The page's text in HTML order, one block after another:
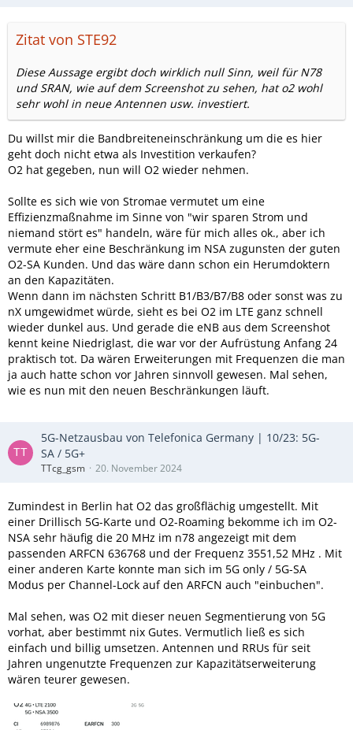
Zitat von STE92
Diese Aussage ergibt doch wirklich null Sinn, weil für N78
und SRAN, wie auf dem Screenshot zu sehen, hat o2 wohl
sehr wohl in neue Antennen usw. investiert.
Du willst mir die Bandbreiteneinschränkung um die es hier
geht doch nicht etwa als Investition verkaufen?
O2 hat gegeben, nun will O2 wieder nehmen.
Sollte es sich wie von Stromae vermutet um eine
Effizienzmaßnahme im Sinne von "wir sparen Strom und
niemand stört es" handeln, wäre für mich alles ok., aber ich
vermute eher eine Beschränkung im NSA zugunsten der guten
O2-SA Kunden. Und das wäre dann schon ein Herumdoktern
an den Kapazitäten.
Wenn dann im nächsten Schritt B1/B3/B7/B8 oder sonst was zu
nX umgewidmet würde, sieht es bei O2 im LTE ganz schnell
wieder dunkel aus. Und gerade die eNB aus dem Screenshot
kennt keine Niedriglast, die war vor der Aufrüstung Anfang 24
praktisch tot. Da wären Erweiterungen mit Frequenzen die man
ja auch hatte schon vor Jahren sinnvoll gewesen. Mal sehen,
wie es nun mit den neuen Beschränkungen läuft.
5G-Netzausbau von Telefonica Germany | 10/23: 5G-
SA / 5G+
TTcg_gsm 20. November 2024
Zumindest in Berlin hat O2 das großflächig umgestellt. Mit
einer Drillisch 5G-Karte und O2-Roaming bekomme ich im O2-
NSA sehr häufig die 20 MHz im n78 angezeigt mit dem
passenden ARFCN 636768 und der Frequenz 3551,52 MHz . Mit
einer anderen Karte konnte man sich im 5G only / 5G-SA
Modus per Channel-Lock auf den ARFCN auch "einbuchen".
Mal sehen, was O2 mit dieser neuen Segmentierung von 5G
vorhat, aber bestimmt nix Gutes. Vermutlich ließ es sich
einfach und billig umsetzen. Antennen und RRUs für seit
Jahren ungenutzte Frequenzen zur Kapazitätserweiterung
wären teurer gewesen.